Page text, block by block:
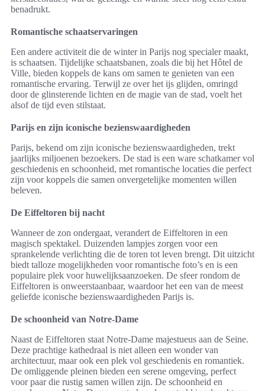
benadrukt.
Romantische schaatservaringen
Een andere activiteit die de winter in Parijs nog specialer maakt,
is schaatsen. Tijdelijke schaatsbanen, zoals die bij het Hôtel de
Ville, bieden koppels de kans om samen te genieten van een
romantische ervaring. Terwijl ze over het ijs glijden, omringd
door de glinsterende lichten en de magie van de stad, voelt het
alsof de tijd even stilstaat.
Parijs en zijn iconische bezienswaardigheden
Parijs, bekend om zijn iconische bezienswaardigheden, trekt
jaarlijks miljoenen bezoekers. De stad is een ware schatkamer vol
geschiedenis en schoonheid, met romantische locaties die perfect
zijn voor koppels die samen onvergetelijke momenten willen
beleven.
De Eiffeltoren bij nacht
Wanneer de zon ondergaat, verandert de Eiffeltoren in een
magisch spektakel. Duizenden lampjes zorgen voor een
sprankelende verlichting die de toren tot leven brengt. Dit uitzicht
biedt talloze mogelijkheden voor romantische foto’s en is een
populaire plek voor huwelijksaanzoeken. De sfeer rondom de
Eiffeltoren is onweerstaanbaar, waardoor het een van de meest
geliefde iconische bezienswaardigheden Parijs is.
De schoonheid van Notre-Dame
Naast de Eiffeltoren staat Notre-Dame majestueus aan de Seine.
Deze prachtige kathedraal is niet alleen een wonder van
architectuur, maar ook een plek vol geschiedenis en romantiek.
De omliggende pleinen bieden een serene omgeving, perfect
voor paar die rustig samen willen zijn. De schoonheid en